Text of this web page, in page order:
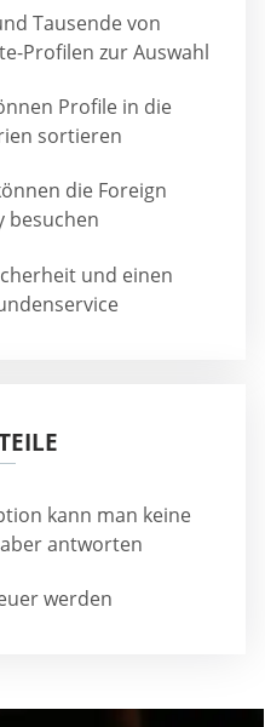
Tausende von
Profilen zur Auswahl
Profile in die
sortieren
die Foreign
besuchen
und einen
kann man keine
antworten
werden